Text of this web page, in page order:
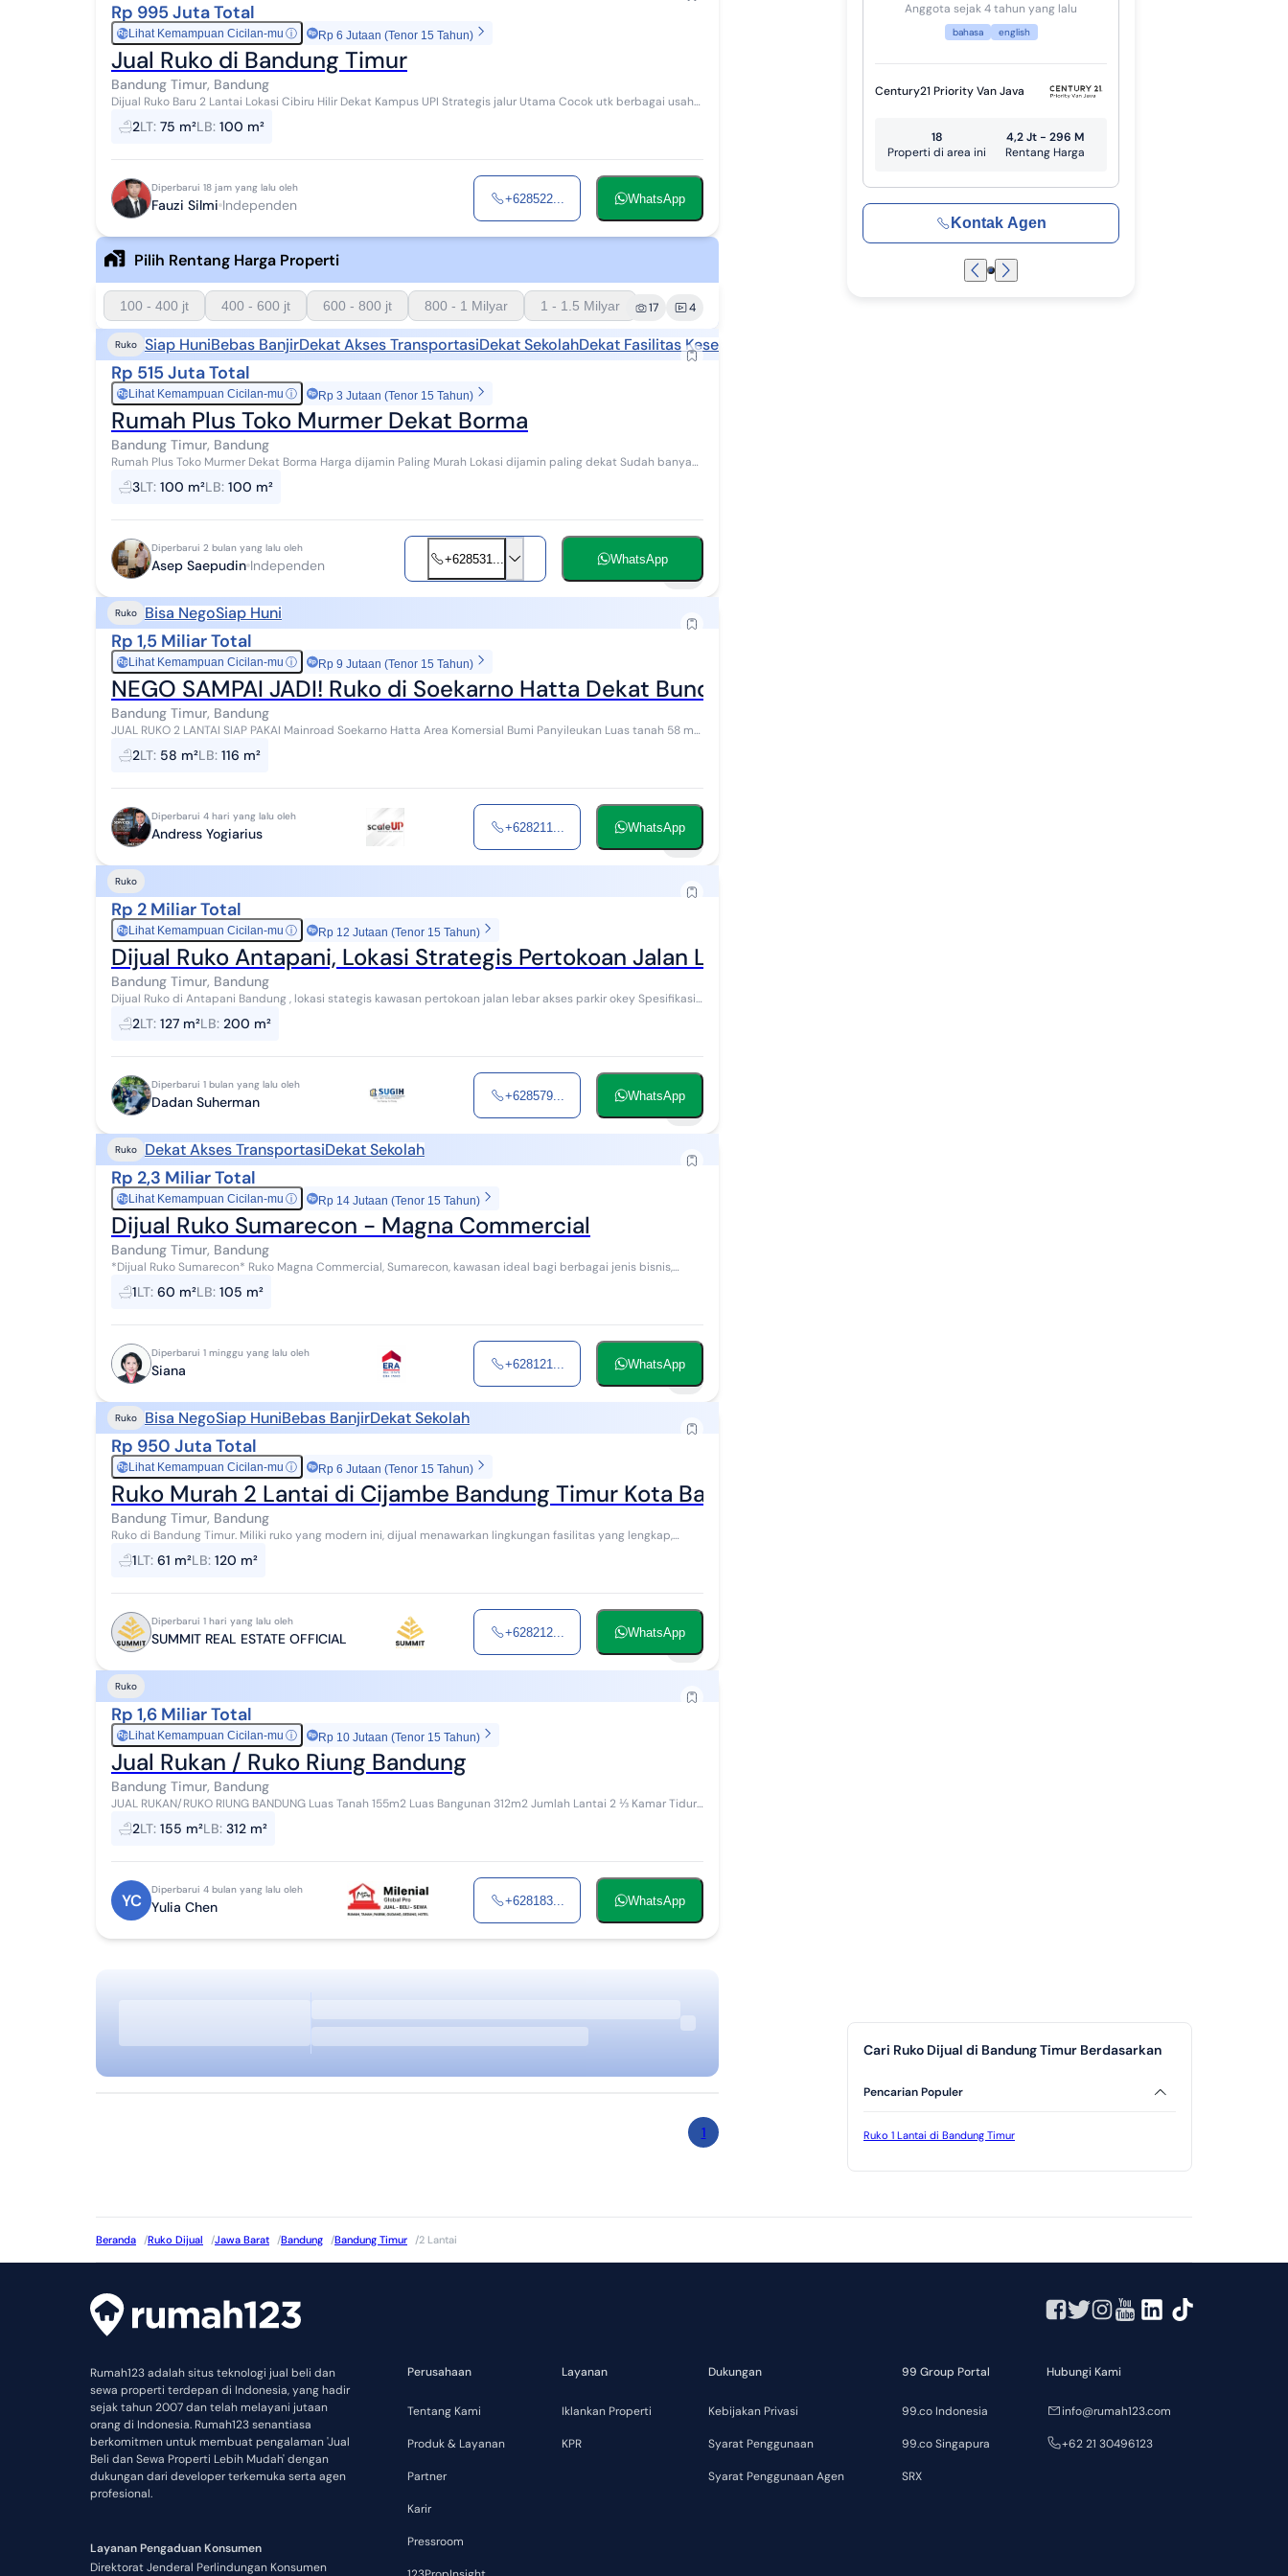
Rp 995 Juta Total
RpLihat Kemampuan Cicilan-mu ⓘ Rp 6 Jutaan (Tenor 15 Tahun)
Jual Ruko di Bandung Timur
Bandung Timur, Bandung
Dijual Ruko Baru 2 Lantai Lokasi Cibiru Hilir Dekat Kampus UPI Strategis jalur Utama Cocok utk berbagai usaha
2LT: 75 m²LB: 100 m²
Diperbarui 18 jam yang lalu oleh
Fauzi Silmi Independen +628522... WhatsApp
Pilih Rentang Harga Properti
100 - 400 jt 400 - 600 jt 600 - 800 jt 800 - 1 Milyar 1 - 1.5 Milyar 17 4
Ruko Siap HuniBebas BanjirDekat Akses TransportasiDekat SekolahDekat Fasilitas Kesehatan
Rp 515 Juta Total
RpLihat Kemampuan Cicilan-mu ⓘ Rp 3 Jutaan (Tenor 15 Tahun)
Rumah Plus Toko Murmer Dekat Borma
Bandung Timur, Bandung
Rumah Plus Toko Murmer Dekat Borma Harga dijamin Paling Murah Lokasi dijamin paling dekat Sudah banyak
Unit dibangun Sudah banyak yang dihuni Ad...
3LT: 100 m²LB: 100 m²
Diperbarui 2 bulan yang lalu oleh
Asep Saepudin Independen +628531... WhatsApp
Ruko Bisa NegoSiap Huni
Rp 1,5 Miliar Total
RpLihat Kemampuan Cicilan-mu ⓘ Rp 9 Jutaan (Tenor 15 Tahun)
NEGO SAMPAI JADI! Ruko di Soekarno Hatta Dekat Bunderan Cibiru Bandung Timur
Bandung Timur, Bandung
JUAL RUKO 2 LANTAI SIAP PAKAI Mainroad Soekarno Hatta Area Komersial Bumi Panyileukan Luas tanah 58 m²
2LT: 58 m²LB: 116 m²
Diperbarui 4 hari yang lalu oleh
Andress Yogiarius +628211... WhatsApp
Ruko
Rp 2 Miliar Total
RpLihat Kemampuan Cicilan-mu ⓘ Rp 12 Jutaan (Tenor 15 Tahun)
Dijual Ruko Antapani, Lokasi Strategis Pertokoan Jalan Lebar
Bandung Timur, Bandung
Dijual Ruko di Antapani Bandung , lokasi stategis kawasan pertokoan jalan lebar akses parkir okey Spesifikasi
2LT: 127 m²LB: 200 m²
Diperbarui 1 bulan yang lalu oleh
Dadan Suherman +628579... WhatsApp
Ruko Dekat Akses TransportasiDekat Sekolah
Rp 2,3 Miliar Total
RpLihat Kemampuan Cicilan-mu ⓘ Rp 14 Jutaan (Tenor 15 Tahun)
Dijual Ruko Sumarecon - Magna Commercial
Bandung Timur, Bandung
*Dijual Ruko Sumarecon* Ruko Magna Commercial, Sumarecon, kawasan ideal bagi berbagai jenis bisnis,
dikelilingi perumahan dan area industri Dekat d...
1LT: 60 m²LB: 105 m²
Diperbarui 1 minggu yang lalu oleh
Siana +628121... WhatsApp
Ruko Bisa NegoSiap HuniBebas BanjirDekat Sekolah
Rp 950 Juta Total
RpLihat Kemampuan Cicilan-mu ⓘ Rp 6 Jutaan (Tenor 15 Tahun)
Ruko Murah 2 Lantai di Cijambe Bandung Timur Kota Bandung
Bandung Timur, Bandung
Ruko di Bandung Timur. Miliki ruko yang modern ini, dijual menawarkan lingkungan fasilitas yang lengkap,
cocok untuk Anda yang menginginkan hunia...
1LT: 61 m²LB: 120 m²
Diperbarui 1 hari yang lalu oleh
SUMMIT REAL ESTATE OFFICIAL +628212... WhatsApp
Ruko
Rp 1,6 Miliar Total
RpLihat Kemampuan Cicilan-mu ⓘ Rp 10 Jutaan (Tenor 15 Tahun)
Jual Rukan / Ruko Riung Bandung
Bandung Timur, Bandung
JUAL RUKAN/RUKO RIUNG BANDUNG Luas Tanah 155m2 Luas Bangunan 312m2 Jumlah Lantai 2 ⅓ Kamar Tidur
4 Kamar Mandi 2 Daya Listrik 2200Kwh Air sumur s...
2LT: 155 m²LB: 312 m²
YC
Diperbarui 4 bulan yang lalu oleh
Yulia Chen +628183... WhatsApp
1
Anggota sejak 4 tahun yang lalu
bahasa english
Century21 Priority Van Java
18
Properti di area ini
4,2 Jt - 296 M
Rentang Harga
Kontak Agen
Cari Ruko Dijual di Bandung Timur Berdasarkan
Pencarian Populer
Ruko 1 Lantai di Bandung Timur
Beranda /Ruko Dijual /Jawa Barat /Bandung /Bandung Timur /2 Lantai
Rumah123 adalah situs teknologi jual beli dan
sewa properti terdepan di Indonesia, yang hadir
sejak tahun 2007 dan telah melayani jutaan
orang di Indonesia. Rumah123 senantiasa
berkomitmen untuk membuat pengalaman 'Jual
Beli dan Sewa Properti Lebih Mudah' dengan
dukungan dari developer terkemuka serta agen
profesional.
Layanan Pengaduan Konsumen
Direktorat Jenderal Perlindungan Konsumen
Perusahaan
Tentang Kami
Produk & Layanan
Partner
Karir
Pressroom
Layanan
Iklankan Properti
KPR
Dukungan
Kebijakan Privasi
Syarat Penggunaan
Syarat Penggunaan Agen
99 Group Portal
99.co Indonesia
99.co Singapura
SRX
Hubungi Kami
info@rumah123.com
+62 21 30496123